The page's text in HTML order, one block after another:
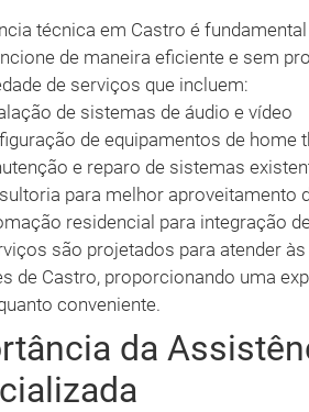
técnica em Castro é
de maneira eficiente e sem
de serviços que incluem:
de sistemas de áudio e vídeo
de equipamentos de home
e reparo de sistemas
para melhor aproveitamento
residencial para integração
são projetados para atender
de Castro, proporcionando uma
conveniente.
da